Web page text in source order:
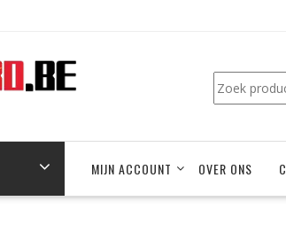
Zoeken
MIJN ACCOUNT OVER ONS